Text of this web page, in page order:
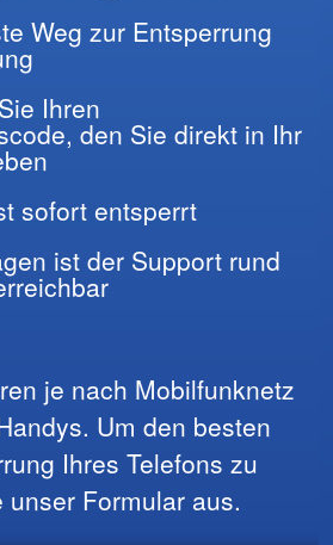
Weg zur Entsperrung
Ihren
den Sie direkt in Ihr
sofort entsperrt
ist der Support rund
je nach Mobilfunknetz
Um den besten
Ihres Telefons zu
Formular aus.